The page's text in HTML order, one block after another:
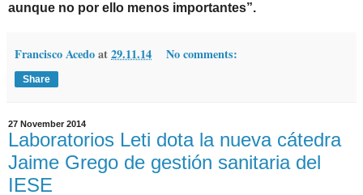
aunque no por ello menos importantes”.
Francisco Acedoat29.11.14 No comments:
Share
27 November 2014
Laboratorios Leti dota la nueva cátedra
Jaime Grego de gestión sanitaria del
IESE